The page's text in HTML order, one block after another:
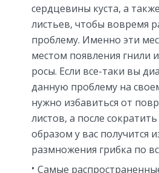
сердцевины куста, а
листьев, чтобы вовремя
проблему. Именно эти
местом появления гнили
росы. Если все-таки вы
данную проблему на
нужно избавиться от
листов, а после
образом у вас получится
размножения грибка по
Самые